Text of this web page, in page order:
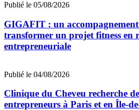
Publié le 05/08/2026
GIGAFIT : un
transformer un projet fitness en
entrepreneuriale
Publié le 04/08/2026
Clinique du Cheveu recherche
entrepreneurs à Paris et en Île-